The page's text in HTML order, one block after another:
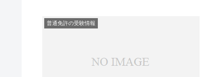
普通免許の受験情報